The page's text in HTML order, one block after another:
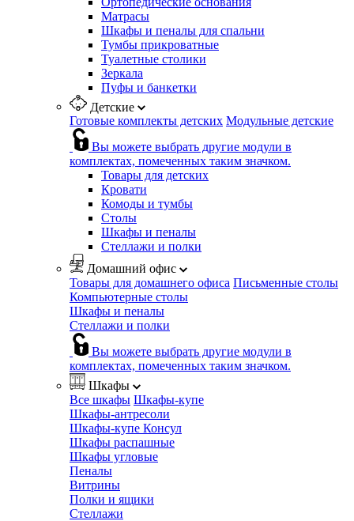
Матрасы
Шкафы и пеналы для спальни
Тумбы прикроватные
Туалетные столики
Зеркала
Пуфы и банкетки
Детские
Готовые комплекты детских Модульные детские
Вы можете выбрать другие модули в
комплектах, помеченных таким значком.
Товары для детских
Кровати
Комоды и тумбы
Столы
Шкафы и пеналы
Стеллажи и полки
Домашний офис
Товары для домашнего офиса Письменные столы
Компьютерные столы
Шкафы и пеналы
Стеллажи и полки
Вы можете выбрать другие модули в
комплектах, помеченных таким значком.
Шкафы
Все шкафы Шкафы-купе
Шкафы-антресоли
Шкафы-купе Консул
Шкафы распашные
Шкафы угловые
Пеналы
Витрины
Полки и ящики
Стеллажи